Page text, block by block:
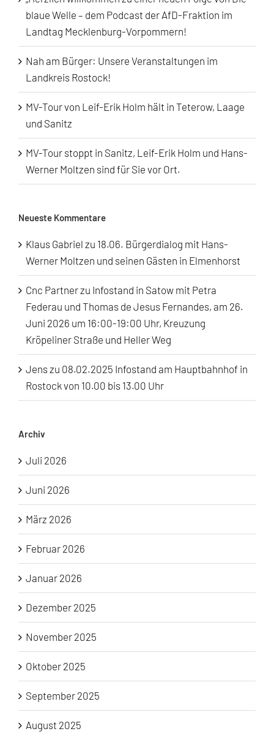
blaue Welle – dem Podcast der AfD-Fraktion im
Landtag Mecklenburg-Vorpommern!
Nah am Bürger: Unsere Veranstaltungen im
Landkreis Rostock!
MV-Tour von Leif-Erik Holm hält in Teterow, Laage
und Sanitz
MV-Tour stoppt in Sanitz, Leif-Erik Holm und Hans-
Werner Moltzen sind für Sie vor Ort.
Neueste Kommentare
Klaus Gabriel zu 18.06. Bürgerdialog mit Hans-
Werner Moltzen und seinen Gästen in Elmenhorst
Cnc Partnerzu Infostand in Satow mit Petra
Federau und Thomas de Jesus Fernandes, am 26.
Juni 2026 um 16:00-19:00 Uhr, Kreuzung
Kröpeliner Straße und Heller Weg
Jenszu 08.02.2025 Infostand am Hauptbahnhof in
Rostock von 10.00 bis 13.00 Uhr
Archiv
Juli 2026
Juni 2026
März 2026
Februar 2026
Januar 2026
Dezember 2025
November 2025
Oktober 2025
September 2025
August 2025